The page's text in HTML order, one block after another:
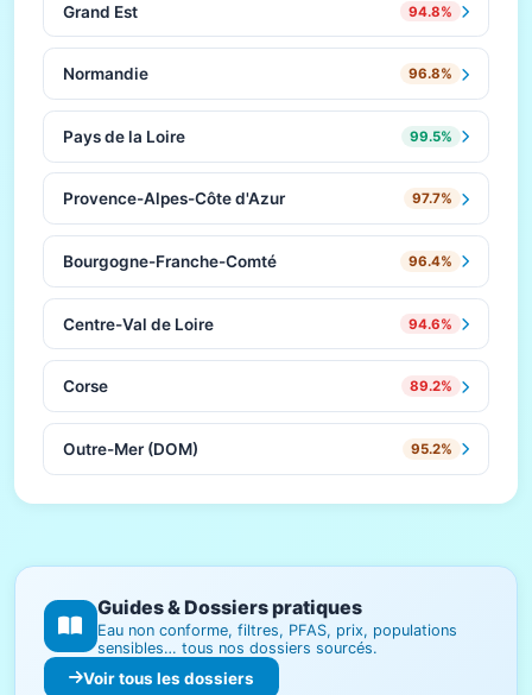
Grand Est 94.8%
Normandie 96.8%
Pays de la Loire 99.5%
Provence-Alpes-Côte d'Azur 97.7%
Bourgogne-Franche-Comté 96.4%
Centre-Val de Loire 94.6%
Corse 89.2%
Outre-Mer (DOM) 95.2%
Guides & Dossiers pratiques
Eau non conforme, filtres, PFAS, prix, populations
sensibles… tous nos dossiers sourcés.
Voir tous les dossiers